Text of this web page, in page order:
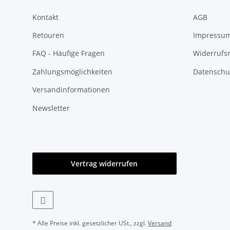
Kontakt
Retouren
FAQ - Häufige Fragen
Zahlungsmöglichkeiten
Versandinformationen
Newsletter
AGB
Vertrag widerrufen
* Alle Preise inkl. gesetzlicher USt., zzgl.Versand